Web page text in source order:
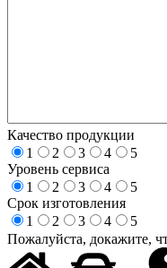
Качество продукции
1
2 3 4
5
Уровень сервиса
1
2 3 4
5
Срок изготовления
1
2 3 4
5
Пожалуйста, докажите,